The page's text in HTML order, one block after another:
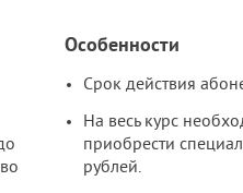
Особенности
Срок действия
На весь курс
приобрести
рублей.